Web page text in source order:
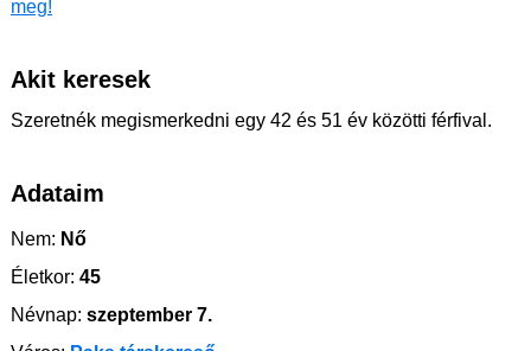
meg!
Akit keresek
Szeretnék megismerkedni egy 42 és 51 év közötti férfival.
Adataim
Nem: Nő
Életkor: 45
Névnap: szeptember 7.